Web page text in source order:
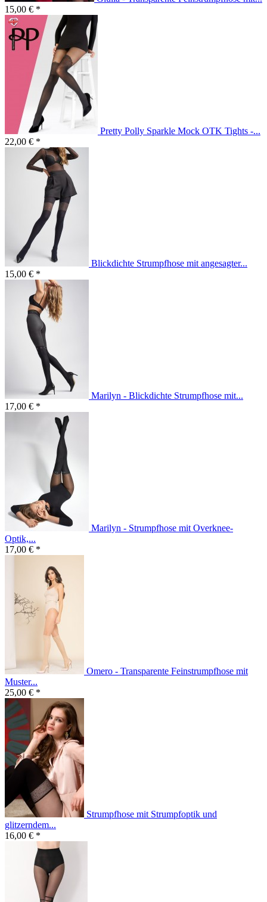
15,00 € *
Pretty Polly Sparkle Mock OTK Tights -...
22,00 € *
Blickdichte Strumpfhose mit angesagter...
15,00 € *
Marilyn - Blickdichte Strumpfhose mit...
17,00 € *
Marilyn - Strumpfhose mit Overknee-
Optik,...
17,00 € *
Omero - Transparente Feinstrumpfhose mit
Muster...
25,00 € *
Strumpfhose mit Strumpfoptik und
glitzerndem...
16,00 € *